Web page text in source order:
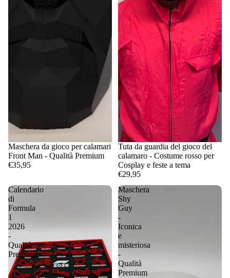
Maschera da gioco per calamari
Front Man - Qualità Premium
€35,95
Tuta da guardia del gioco del
calamaro - Costume rosso per
Cosplay e feste a tema
€29,95
Calendario
di
Formula
1
2026
-
Qualità
Premium
Maschera
Shy
Guy
-
Iconica
e
misteriosa
-
Qualità
Premium